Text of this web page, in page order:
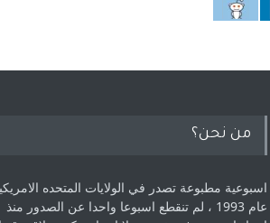
من نحن؟
اسبوعية مطبوعة تصدر في الولايات المتحده
عام 1993 ، لم ‏تنقطع اسبوعا واحدا عن الصدور منذ